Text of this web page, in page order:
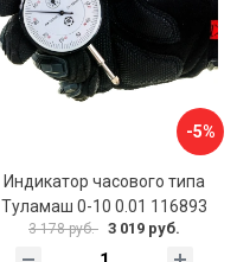
-5%
Индикатор часового типа
Туламаш 0-10 0.01 116893
3 178 руб. 3 019 руб.